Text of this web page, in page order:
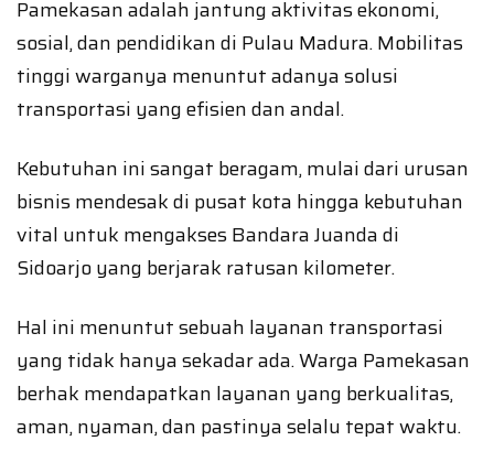
Pamekasan adalah jantung aktivitas ekonomi,
sosial, dan pendidikan di Pulau Madura. Mobilitas
tinggi warganya menuntut adanya solusi
transportasi yang efisien dan andal.
Kebutuhan ini sangat beragam, mulai dari urusan
bisnis mendesak di pusat kota hingga kebutuhan
vital untuk mengakses Bandara Juanda di
Sidoarjo yang berjarak ratusan kilometer.
Hal ini menuntut sebuah layanan transportasi
yang tidak hanya sekadar ada. Warga Pamekasan
berhak mendapatkan layanan yang berkualitas,
aman, nyaman, dan pastinya selalu tepat waktu.